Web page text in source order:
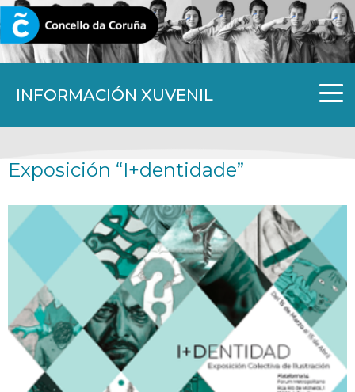
INFORMACIÓN XUVENIL
CORUNA.GAL
Exposición “I+dentidade”